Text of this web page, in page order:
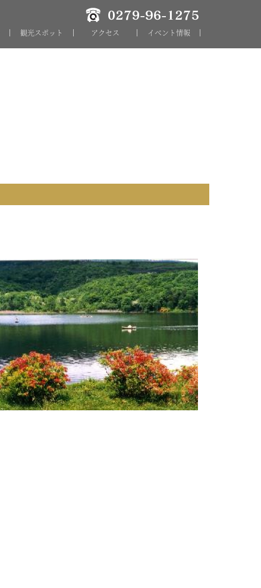
観光スポット アクセス イベント情報